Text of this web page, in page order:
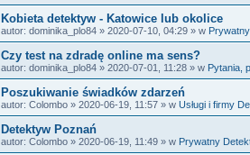
Kobieta detektyw - Katowice lub okolice
autor: dominika_plo84 » 2020-07-10, 04:29 » w
Czy test na zdradę online ma sens?
autor: dominika_plo84 » 2020-07-01, 11:28 » w Pytania,
Poszukiwanie świadków zdarzeń
autor: Colombo » 2020-06-19, 11:57 » w Usługi i firmy
Detektyw Poznań
autor: Colombo » 2020-06-19, 11:49 » w Prywatny